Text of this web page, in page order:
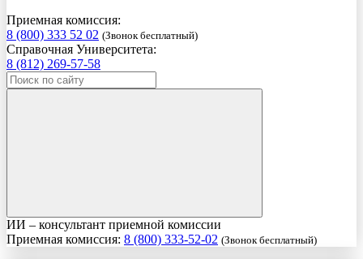
Приемная комиссия:
8 (800) 333 52 02 (Звонок бесплатный)
Справочная Университета:
8 (812) 269-57-58
ИИ – консультант приемной комиссии
Приемная комиссия: 8 (800) 333-52-02 (Звонок бесплатный)